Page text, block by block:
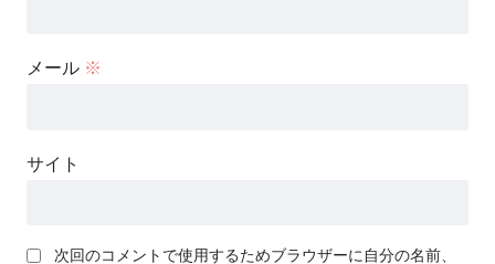
メール ※
サイト
次回のコメントで使用するためブラウザーに自分の名前、